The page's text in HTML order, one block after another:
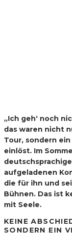
„Ich geh‘ noch
das waren nicht
Tour, sondern
einlöst. Im
aufgeladenen
die für ihn und
Bühnen. Das ist
mit Seele.
KEINE
SONDERN EIN